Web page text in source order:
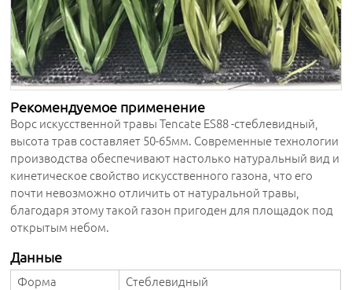
Рекомендуемое применение
Ворс искусственной травы Tencate ES88 -стеблевидный,
высота трав составляет 50-65мм. Современные технологии
производства обеспечивают настолько натуральный вид и
кинетическое свойство искусственного газона, что его
почти невозможно отличить от натуральной травы,
благодаря этому такой газон пригоден для площадок под
открытым небом.
Данные
Форма
Стеблевидный